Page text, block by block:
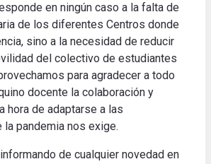
en ningún caso a la falta de
de los diferentes Centros donde
sino a la necesidad de reducir
del colectivo de estudiantes
para agradecer a todo
docente la colaboración y
hora de adaptarse a las
pandemia nos exige.
de cualquier novedad en